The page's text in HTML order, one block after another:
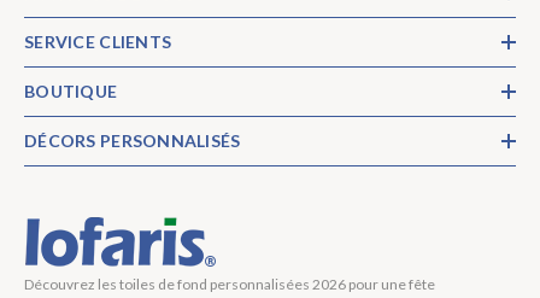
SERVICE CLIENTS
BOUTIQUE
DÉCORS PERSONNALISÉS
Découvrez les toiles de fond personnalisées 2026 pour une fête